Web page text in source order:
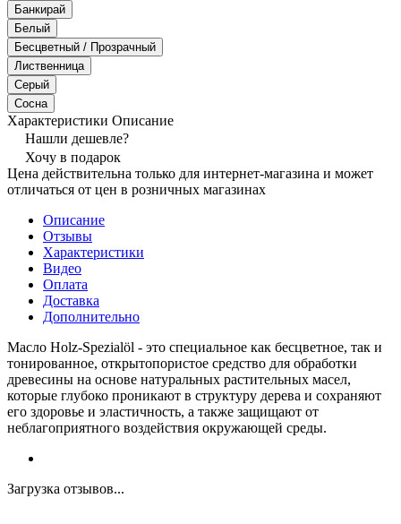
Банкирай
Белый
Бесцветный / Прозрачный
Лиственница
Серый
Сосна
Характеристики Описание
Нашли дешевле?
Хочу в подарок
Цена действительна только для интернет-магазина и может
отличаться от цен в розничных магазинах
Описание
Отзывы
Характеристики
Видео
Оплата
Доставка
Дополнительно
Масло Holz-Spezialöl - это специальное как бесцветное, так и
тонированное, открытопористое средство для обработки
древесины на основе натуральных растительных масел,
которые глубоко проникают в структуру дерева и сохраняют
его здоровье и эластичность, а также защищают от
неблагоприятного воздействия окружающей среды.
Загрузка отзывов...